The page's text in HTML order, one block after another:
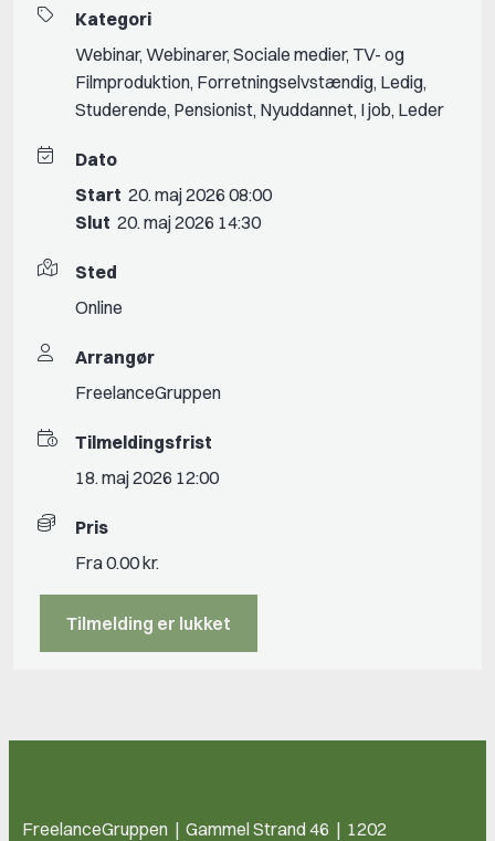
Kategori
Webinar, Webinarer, Sociale medier, TV- og
Filmproduktion, Forretningselvstændig, Ledig,
Studerende, Pensionist, Nyuddannet, I job, Leder
Dato
Start 20. maj 2026 08:00
Slut 20. maj 2026 14:30
Sted
Online
Arrangør
FreelanceGruppen
Tilmeldingsfrist
18. maj 2026 12:00
Pris
Fra 0.00 kr.
Tilmelding er lukket
FreelanceGruppen | Gammel Strand 46 | 1202